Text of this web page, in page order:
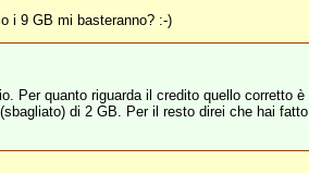
i 9 GB mi basteranno? :-)
Per quanto riguarda il credito quello
di 2 GB. Per il resto direi che hai